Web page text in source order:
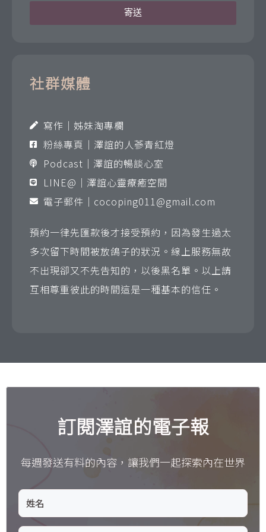
寄送
社群媒體
寫作｜姊妹淘專欄
粉絲專頁｜澤誼的人蔘青紅燈
Podcast｜澤誼的暢談心室
LINE@｜澤誼心靈療癒空間
電子郵件｜ cocoping011@gmail.com
預約一律先匯款後才接受預約，因為發生過太
多次留下時間被放鴿子的狀況。線上服務無故
不出現卻又不先告知的，以後黑名單。以上請
互相尊重彼此的時間這是一種基本的信任。
訂閱澤誼的電子報
每週發送有料的內容，讓我們一起探索內在世界